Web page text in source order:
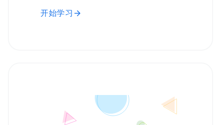
开始学习 arrow_forward